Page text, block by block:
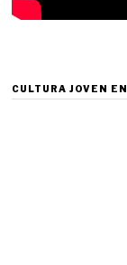
CULTURA JOVEN